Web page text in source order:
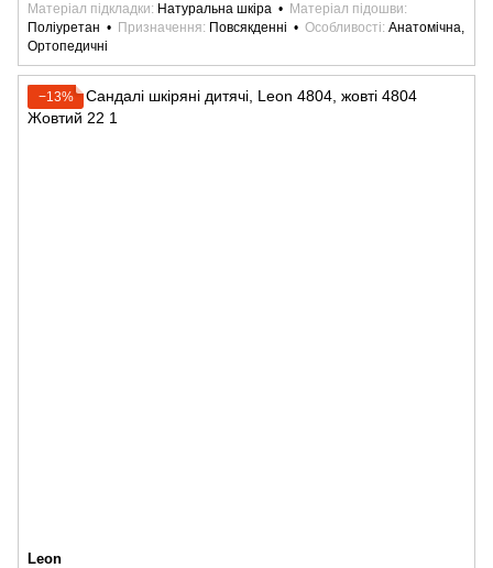
Матеріал підкладки
Натуральна шкіра
Матеріал підошви
Поліуретан
Призначення Повсякденні Особливості Анатомічна,
Ортопедичні
−13%
Leon